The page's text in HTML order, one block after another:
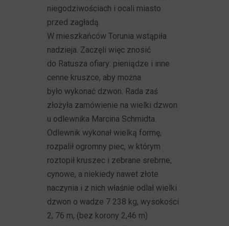
niegodziwościach i ocali miasto
przed zagładą.
W mieszkańców Torunia wstąpiła
nadzieja. Zaczęli więc znosić
do Ratusza ofiary: pieniądze i inne
cenne kruszce, aby można
było wykonać dzwon. Rada zaś
złożyła zamówienie na wielki dzwon
u odlewnika Marcina Schmidta.
Odlewnik wykonał wielką formę,
rozpalił ogromny piec, w którym
roztopił kruszec i zebrane srebrne,
cynowe, a niekiedy nawet złote
naczynia i z nich właśnie odlał wielki
dzwon o wadze 7 238 kg, wysokości
2, 76 m, (bez korony 2,46 m)